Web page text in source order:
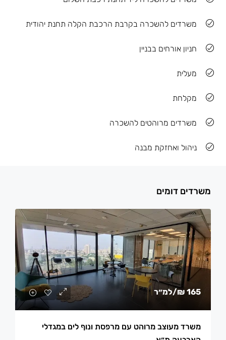
משרדים להשכרה בקרבת הרכבת הקלה תחנת יהודית
חניון אורחים בבניין
מעלית
מקלחת
משרדים מרוהטים להשכרה
ניהול ואחזקת מבנה
משרדים דומים
165 ₪ /למ״ר
משרד מעוצב מרוהט עם מרפסת ונוף לים במגדלי